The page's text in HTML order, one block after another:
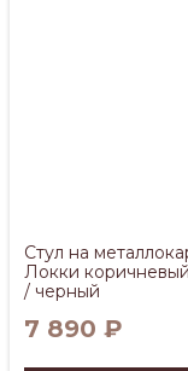
Стул на
Локки
/ черный
7 890 ₽